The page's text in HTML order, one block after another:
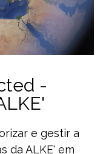
-
e gestir a
da ALKE' em